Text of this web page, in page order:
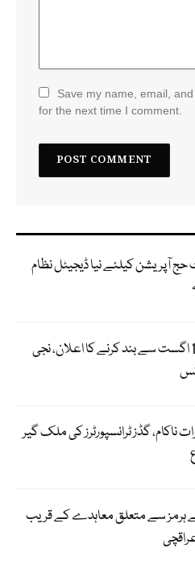
Save my name, email,
for the next time I comment.
حج آپریشن کیلئے نیا ڈیجیٹل نظام
میٹرو بس سروس 11 اگست سے بند کرنے کا اعلان، نجی
گڈز ٹرانسپورٹرز کی ملک گیر
ہرمز سے متعلق معاہدے کے قریب